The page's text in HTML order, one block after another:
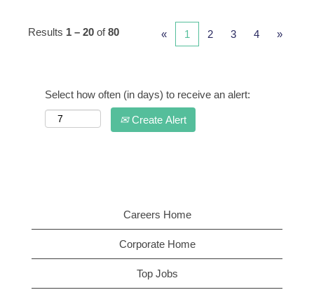
Results 1 – 20 of80 « 1 2 3 4 »
Select how often (in days) to receive an alert:
Create Alert
Careers Home
Corporate Home
Top Jobs